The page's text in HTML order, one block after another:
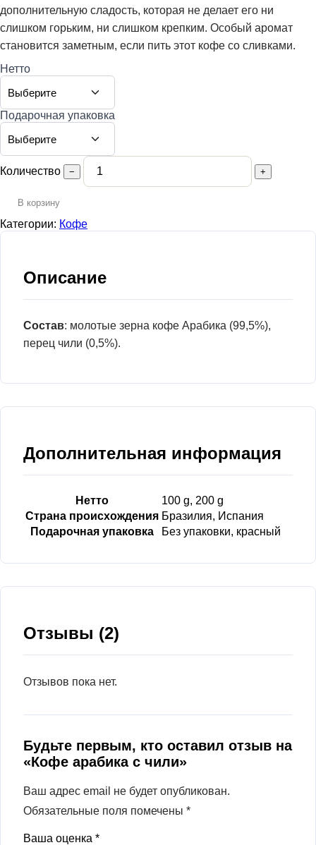
дополнительную сладость, которая не делает его ни
слишком горьким, ни слишком крепким. Особый аромат
становится заметным, если пить этот кофе со сливками.
Нетто
Подарочная упаковка
Количество − +
В корзину
Категории: Кофе
Описание
Состав: молотые зерна кофе Арабика (99,5%),
перец чили (0,5%).
Дополнительная информация
Нетто
100 g, 200 g
Страна происхождения Бразилия, Испания
Подарочная упаковка
Без упаковки, красный
Отзывы (2)
Отзывов пока нет.
Будьте первым, кто оставил отзыв на
«Кофе арабика с чили»
Ваш адрес email не будет опубликован.
Обязательные поля помечены *
Ваша оценка *